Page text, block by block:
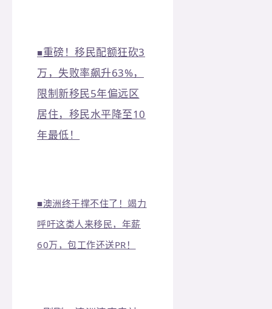
■重磅！移民配额狂砍3
万，失败率飙升63%，
限制新移民5年偏远区
居住，移民水平降至10
年最低！
■澳洲终于撑不住了！竭力
呼吁这类人来移民，年薪
60万，包工作还送PR！